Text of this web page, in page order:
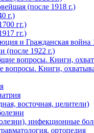
(после 1918 г.)
г.)
гг.)
гг.)
и Гражданская война
(после 1922 г.)
вопросы. Книги,
вопросы. Книги,
восточная, целители)
инфекционные
ортопедия